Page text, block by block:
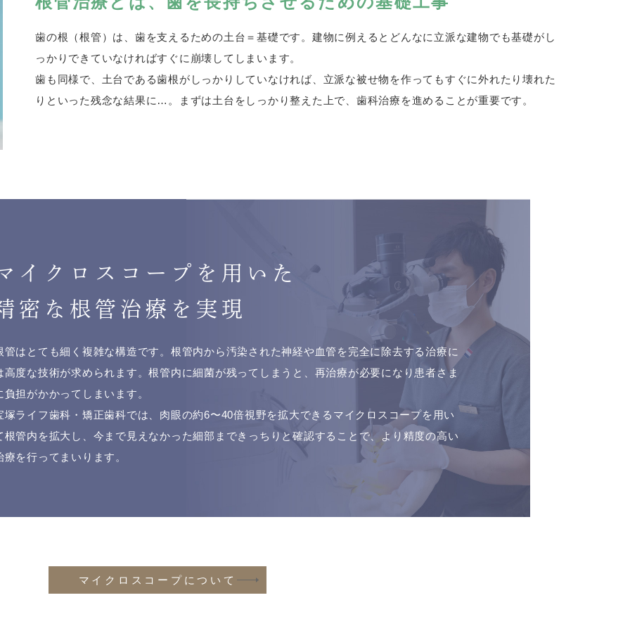
歯の根（根管）は、歯を支えるための土台＝基礎です。建物に例えるとどんなに立派な建物でも基礎がし
っかりできていなければすぐに崩壊してしまいます。
歯も同様で、土台である歯根がしっかりしていなければ、立派な被せ物を作ってもすぐに外れたり壊れた
りといった残念な結果に…。まずは土台をしっかり整えた上で、歯科治療を進めることが重要です。
イクロスコープを用いた
密な根管治療を実現
管はとても細く複雑な構造です。根管内から汚染された神経や血管を完全に除去する治療に
高度な技術が求められます。根管内に細菌が残ってしまうと、再治療が必要になり患者さま
負担がかかってしまいます。
塚ライフ歯科・矯正歯科では、肉眼の約6〜40倍視野を拡大できるマイクロスコープを用い
根管内を拡大し、今まで見えなかった細部まできっちりと確認することで、より精度の高い
療を行ってまいります。
マイクロスコープについて